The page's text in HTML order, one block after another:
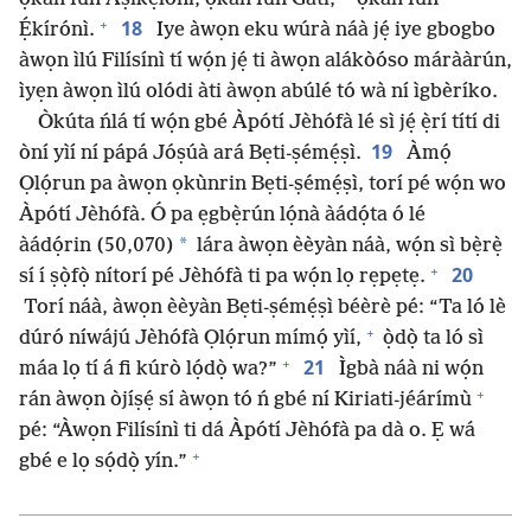
Ẹ́kírónì. + 18
Iye àwọn eku wúrà náà jẹ́ iye gbogbo
àwọn ìlú Filísínì tí wọ́n jẹ́ ti àwọn alákòóso márààrún,
ìyẹn àwọn ìlú olódi àti àwọn abúlé tó wà ní ìgbèríko.
Òkúta ńlá tí wọ́n gbé Àpótí Jèhófà lé sì jẹ́ ẹ̀rí títí di
òní yìí ní pápá Jóṣúà ará Bẹti-ṣémẹ́ṣì. 19
Àmọ́
Ọlọ́run pa àwọn ọkùnrin Bẹti-ṣémẹ́ṣì, torí pé wọ́n wo
Àpótí Jèhófà. Ó pa ẹgbẹ̀rún lọ́nà àádọ́ta ó lé
àádọ́rin (50,070) * lára àwọn èèyàn náà, wọ́n sì bẹ̀rẹ̀
sí í ṣọ̀fọ̀ nítorí pé Jèhófà ti pa wọ́n lọ rẹpẹtẹ. + 20
Torí náà, àwọn èèyàn Bẹti-ṣémẹ́ṣì béèrè pé: “Ta ló lè
dúró níwájú Jèhófà Ọlọ́run mímọ́ yìí, + ọ̀dọ̀ ta ló sì
máa lọ tí á fi kúrò lọ́dọ̀ wa?” + 21
Ìgbà náà ni wọ́n
rán àwọn òjíṣẹ́ sí àwọn tó ń gbé ní Kiriati-jéárímù +
pé: “Àwọn Filísínì ti dá Àpótí Jèhófà pa dà o. Ẹ wá
gbé e lọ sọ́dọ̀ yín.” +